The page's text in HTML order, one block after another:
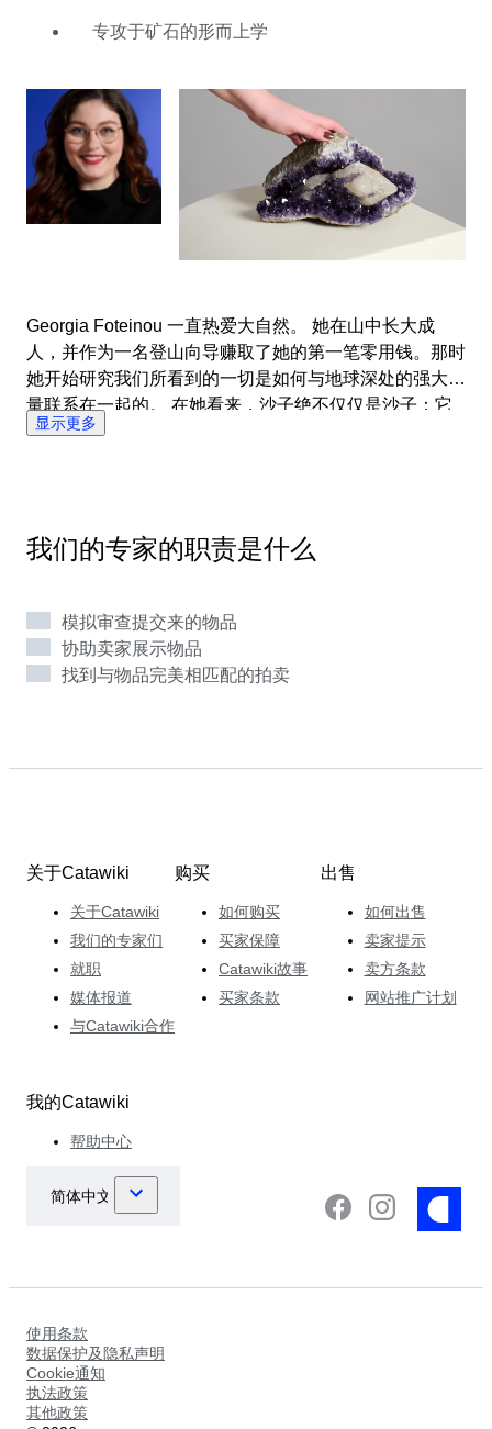
最喜欢的矿物质？ 是巨石蛋白石。 由最不起眼的材料形
拍卖上委托的独特多彩奇观。 在Georgia鼓舞人心的拍卖
中找到这些宝贝，她精心策划的拍卖会同时顾及到经验丰
富的收藏家和初学者收藏家们。
专攻于矿石的形而上学
Georgia Foteinou 一直热爱大自然。 她在山中长大成
人，并作为一名登山向导赚取了她的第一笔零用钱。那时
她开始研究我们所看到的一切是如何与地球深处的强大力
量联系在一起的。 在她看来，沙子绝不仅仅是沙子：它
是巨石的最后的生命阶段。 这不仅仅是一场地震，而是
化学研究生学位后，她在几个欧洲自然历史博物馆进行了
实习。 她的下一个目标是成为 Catawiki 的专家，我们对
最喜欢的矿物质？ 是巨石蛋白石。 由最不起眼的材料形
成，1 厘米厚的巨石蛋白石需要 5 到 6 百万年才能成为在
拍卖上委托的独特多彩奇观。 在Georgia鼓舞人心的拍卖
显示更多
我们的专家的职责是什么
模拟审查提交来的物品
协助卖家展示物品
找到与物品完美相匹配的拍卖
关于Catawiki
关于Catawiki
我们的专家们
就职
媒体报道
与Catawiki合作
购买
如何购买
买家保障
Catawiki故事
买家条款
出售
如何出售
卖家提示
卖方条款
网站推广计划
我的Catawiki
帮助中心
使用条款
数据保护及隐私声明
Cookie通知
执法政策
其他政策